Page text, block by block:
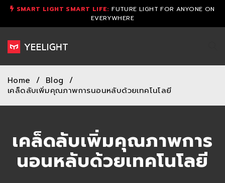
SMART LIGHT SMART LIFE: FUTURE LIGHT FOR ANYONE ON
EVERYWHERE
Home / Blog /
เคล็ดลับเพิ่มคุณภาพการนอนหลับด้วยเทคโนโลยี
เคล็ดลับเพิ่มคุณภาพการ
นอนหลับด้วยเทคโนโลยี